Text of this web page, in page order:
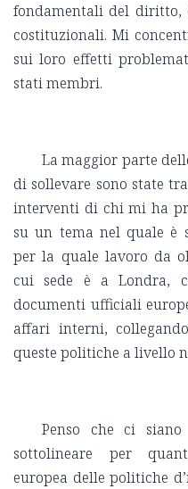
fondamentali del
costituzionali. Mi
sui loro effetti
stati membri.
La maggior parte
di sollevare sono state
interventi di chi mi ha
su un tema nel quale è
per la quale lavoro da
cui sede è a Londra,
documenti ufficiali
affari interni,
queste politiche a livello
Penso che ci
sottolineare per
europea delle politiche